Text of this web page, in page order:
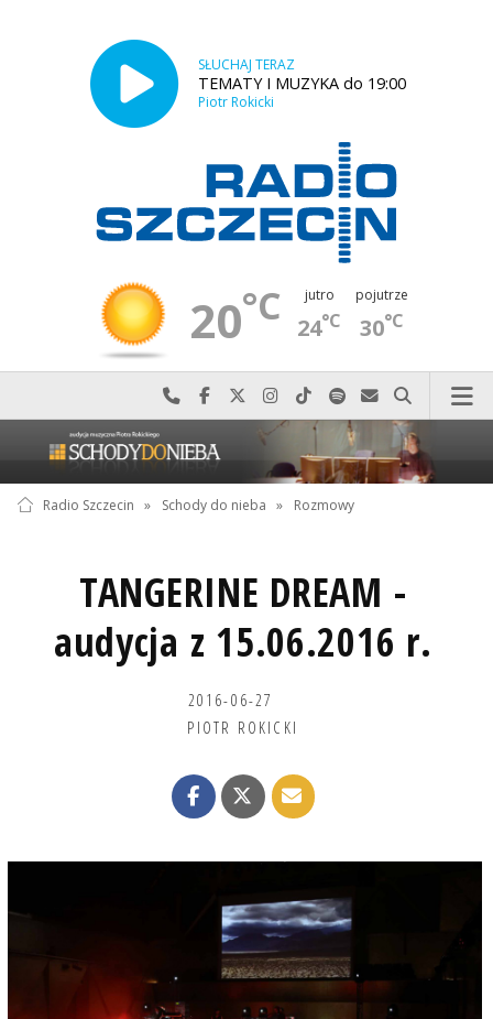
SŁUCHAJ TERAZ
TEMATY I MUZYKA do 19:00
Piotr Rokicki
20°C jutro
24°C
pojutrze
30°C
Najlepiej po prostu do nas zadzwoń
Odwiedź nas na Facebook-u
Odwiedź nas na X
Odwiedź nas na Instagram-ie
Odwiedź nas na TikTok-u
Szukaj nas na Spotify
Wyślij do nas
Szukaj
Radio Szczecin » Schody do nieba » Rozmowy
TANGERINE DREAM -
audycja z 15.06.2016 r.
2016-06-27
PIOTR ROKICKI